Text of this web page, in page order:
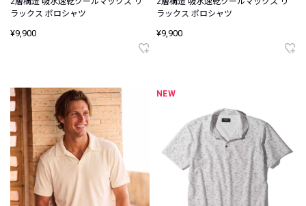
ラックス ポロシャツ
¥9,900
ラックス ポロシャツ
¥9,900
NEW